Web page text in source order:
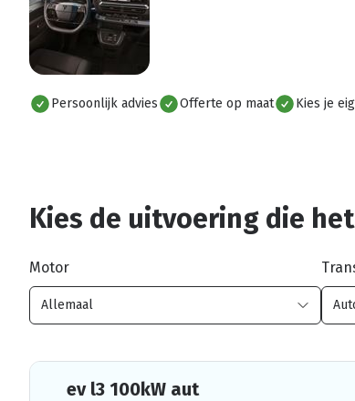
Alles bekijken
Persoonlijk advies Offerte op maat Kies je
Kies de uitvoering die
Motor
ev l3 100kW aut